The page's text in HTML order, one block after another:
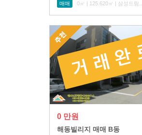
매매 0㎡ | 125.620㎡ | 삼성드림..
0 만원
해동빌리지 매매 B동